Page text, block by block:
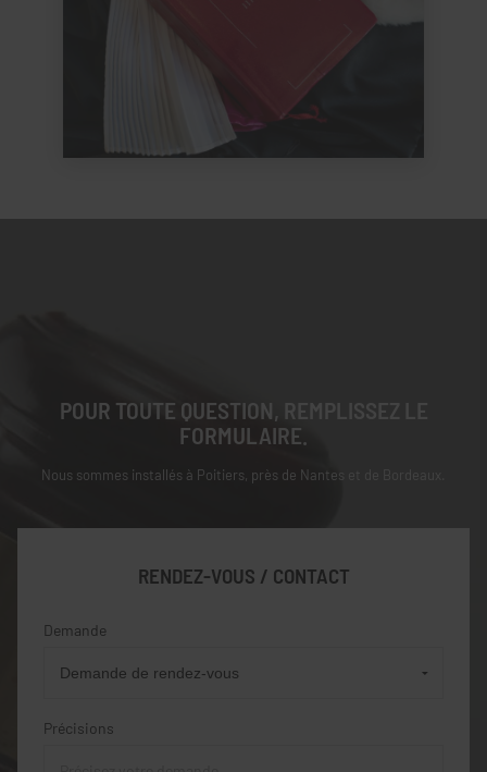
POUR TOUTE QUESTION, REMPLISSEZ LE
FORMULAIRE.
Nous sommes installés à Poitiers, près de Nantes et de Bordeaux.
RENDEZ-VOUS / CONTACT
Demande
Précisions